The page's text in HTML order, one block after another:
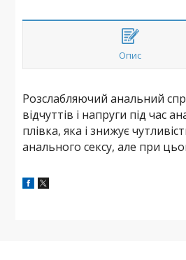
Опис
Розслабляючий анальний
відчуттів і напруги під час
плівка, яка і знижує
анального сексу, але при